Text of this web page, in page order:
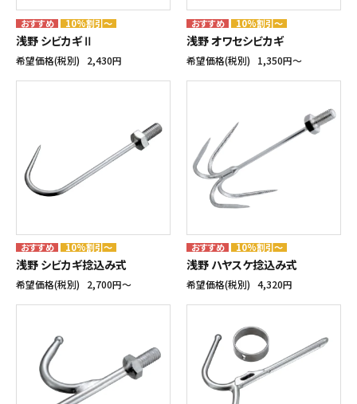
10%割引～
浅野 シビカギⅡ
希望価格(税別) 2,430円
10%割引～
浅野 オワセシビカギ
希望価格(税別) 1,350円〜
10%割引～
浅野 シビカギ捻込み式
希望価格(税別) 2,700円〜
10%割引～
浅野 ハヤスケ捻込み式
希望価格(税別) 4,320円